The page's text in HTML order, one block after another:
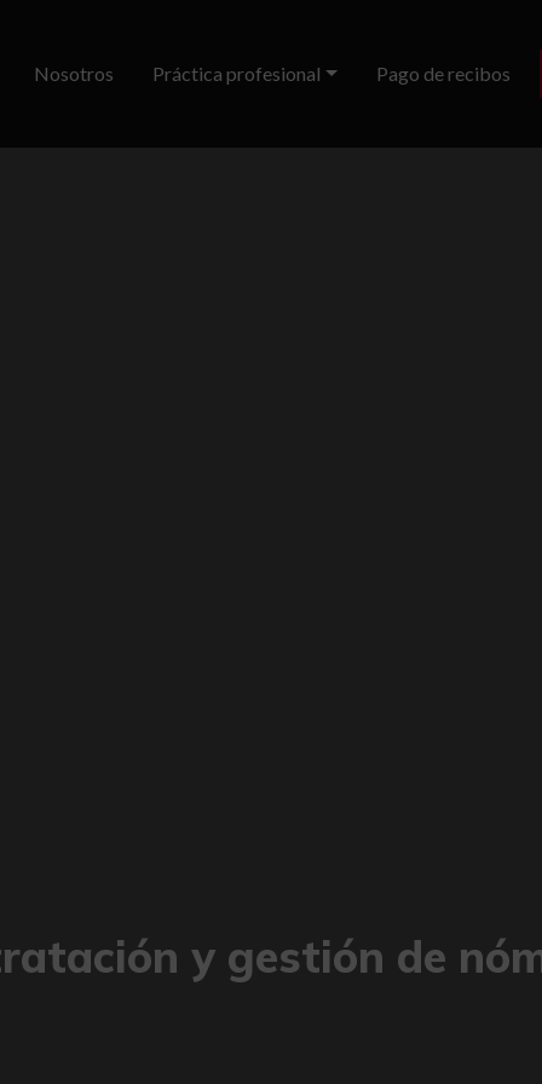
Nosotros Práctica profesional Pago de recibos
y gestión de